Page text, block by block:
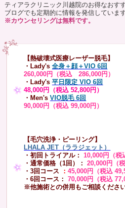
ティアラクリニック川越院のお得なおす
ブログでも定期的に情報を発信していま
※カウンセリングは無料です。
【熱破壊式医療レーザー脱毛】
・Lady's 全身＋顔＋VIO 6回
260,000円（税込 286,000円）
・Lady's平日限定 VIO 6回
48,000円（税込 52,800円）
・Men's VIO脱毛 6回
90,000円（税込 99,000円）
【毛穴洗浄・ピーリング】
LHALA JET（ララジェット）
・初回トライアル： 10,000円（税
・通常価格（1回）：
20,000円（
・3回コース ：45,000円（税込
・6回コース：
70,000円（税込
※他施術との併用もご相談ください